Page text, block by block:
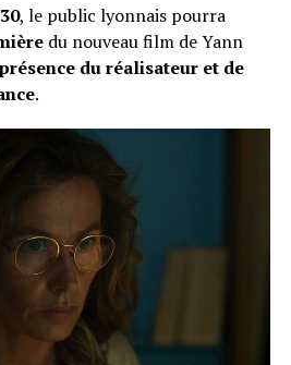
, le public lyonnais pourra
du nouveau film de Yann
du réalisateur et de
.